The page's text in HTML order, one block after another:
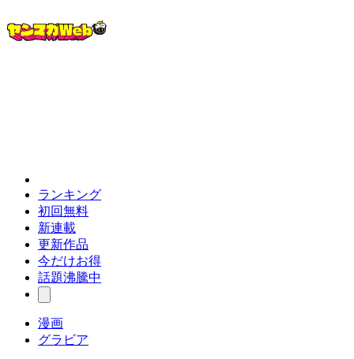
ランキング
初回無料
新連載
更新作品
今だけお得
話題沸騰中
漫画
グラビア